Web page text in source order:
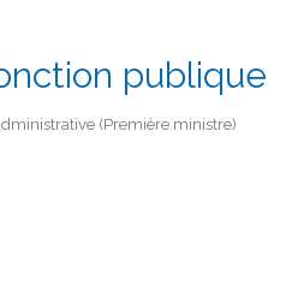
publique
(Première ministre)